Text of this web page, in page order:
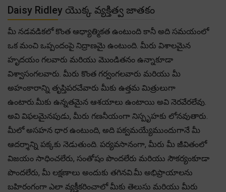
Daisy Ridley యొక్క వ్యక్తిత్వ జాతకం
మీ నడవడికలో కొంత ఆధ్యాత్మికత ఉంటుంది కానీ అది సమయంలో
ఒక మంచి ఒప్పందంపై నిద్రాణమై ఉంటుంది. మీరు విశాలమైన
హృదయం గలవారు మరియు మొండితనం ఉన్నాకూడా
విశ్వాసంగలవారు. మీరు కొంత గర్వంగలవారు మరియు మీ
అహంకారాన్ని తృప్తిపరచేవారు మీకు ఉత్తమ మిత్రులుగా
ఉంటారు.మీకు ఉన్నతమైన ఆశయాలు ఉంటాయి అవి నెరవేరలేవు.
అవి విఫలమైనపుడు, మీరు గణనీయంగా నిస్పృహకు లోనవుతారు.
మీలో అసహన ధార ఉంటుంది, అది పక్వమయ్యేముందుగానే మీ
ఆదర్శాన్ని పక్కకు నెడుతుంది. పర్యవసానంగా, మీరు మీ జీవితంలో
విజయం సాధించలేరు, సంతోషం పొందలేరు మరియు సౌకర్యంకూడా
పొందలేరు, మీ లక్షణాలు అందుకు తగినవి.మీ అభిప్రాయాలను
బహిరంగంగా ఎలా వ్యక్తీకరించాలో మీకు తెలుసు మరియు మీరు